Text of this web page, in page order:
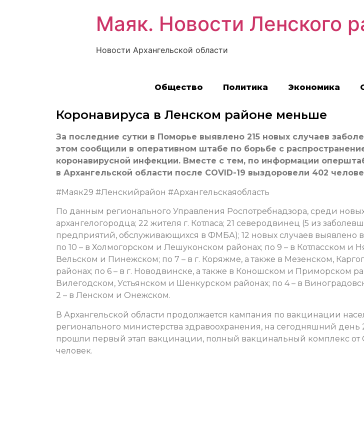
Маяк. Новости Ленского
Новости Архангельской области
Общество Политика Экономика
Коронавируса в Ленском районе меньше
За последние сутки в Поморье выявлено 215 новых случаев
этом сообщили в оперативном штабе по борьбе с
коронавирусной инфекции. Вместе с тем, по информации
в Архангельской области после COVID-19 выздоровели 402
#Маяк29 #Ленскийрайон #Архангельскаяобласть
По данным регионального Управления Роспотребнадзора, среди
архангелогородца; 22 жителя г. Котласа; 21 северодвинец (5 из
предприятий, обслуживающихся в ФМБА); 12 новых случаев выявлено
по 10 – в Холмогорском и Лешуконском районах; по 9 – в Котласском и
Вельском и Пинежском; по 7 – в г. Коряжме, а также в Мезенском,
районах; по 6 – в г. Новодвинске, а также в Коношском и Приморском
Вилегодском, Устьянском и Шенкурском районах; по 4 – в
2 – в Ленском и Онежском.
В Архангельской области продолжается кампания по вакцинации
регионального министерства здравоохранения, на сегодняшний
прошли первый этап вакцинации, полный вакцинальный комплекс от
человек.